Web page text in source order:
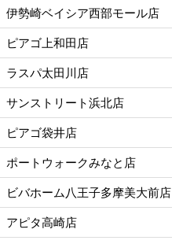
伊勢崎ベイシア西部モール店
ピアゴ上和田店
ラスパ太田川店
サンストリート浜北店
ピアゴ袋井店
ポートウォークみなと店
ビバホーム八王子多摩美大前店
アピタ高崎店